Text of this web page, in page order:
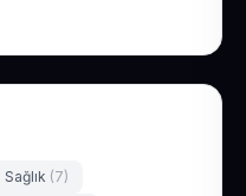
Sağlık (7)